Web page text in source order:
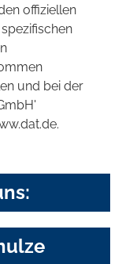
offiziellen
und bei der